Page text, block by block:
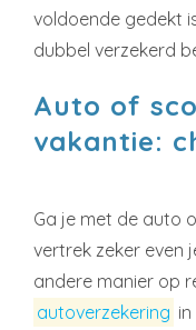
voldoende gedekt
dubbel verzekerd
Auto of
vakantie:
Ga je met de auto
vertrek zeker even
andere manier op
autoverzekering